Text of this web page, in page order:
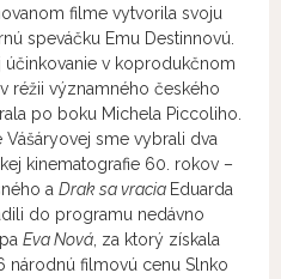
filme vytvorila svoju
speváčku Emu Destinnovú.
účinkovanie v koprodukčnom
réžii významného českého
po boku Michela Piccoliho.
sme vybrali dva
kinematografie 60. rokov –
a Drak sa vracia Eduarda
do programu nedávno
Eva Nová , za ktorý získala
národnú filmovú cenu Slnko